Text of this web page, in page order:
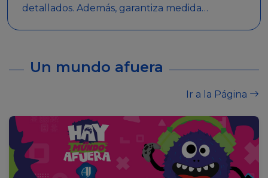
detallados. Además, garantiza medidas
Un mundo afuera
Ir a la Página